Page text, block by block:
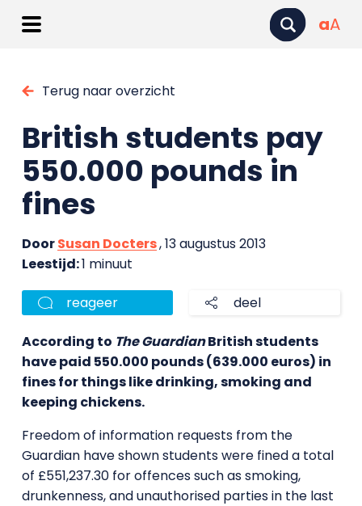
aA
Terug naar overzicht
British students pay
550.000 pounds in
fines
DoorSusan Docters, 13 augustus 2013
Leestijd:1 minuut
reageer deel
According to The GuardianBritish students
have paid 550.000 pounds (639.000 euros) in
fines for things like drinking, smoking and
keeping chickens.
Freedom of information requests from the
Guardian have shown students were fined a total
of £551,237.30 for offences such as smoking,
drunkenness, and unauthorised parties in the last